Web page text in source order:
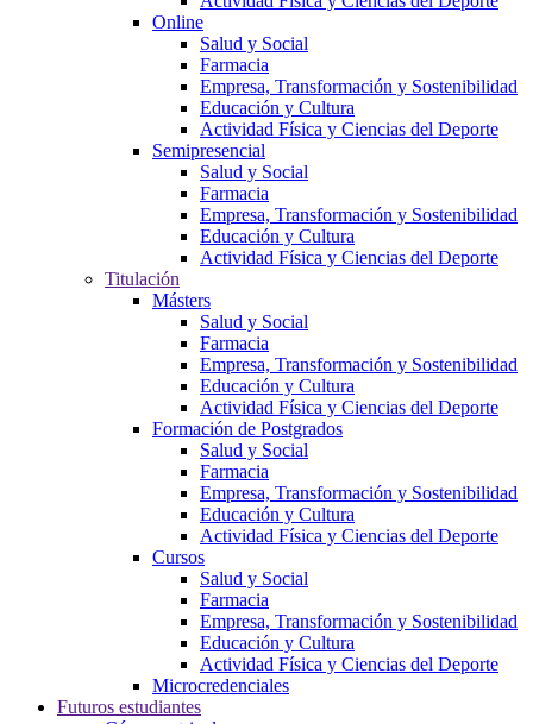
Online
Salud y Social
Farmacia
Empresa, Transformación y Sostenibilidad
Educación y Cultura
Actividad Física y Ciencias del Deporte
Semipresencial
Salud y Social
Farmacia
Empresa, Transformación y Sostenibilidad
Educación y Cultura
Actividad Física y Ciencias del Deporte
Titulación
Másters
Salud y Social
Farmacia
Empresa, Transformación y Sostenibilidad
Educación y Cultura
Actividad Física y Ciencias del Deporte
Formación de Postgrados
Salud y Social
Farmacia
Empresa, Transformación y Sostenibilidad
Educación y Cultura
Actividad Física y Ciencias del Deporte
Cursos
Salud y Social
Farmacia
Empresa, Transformación y Sostenibilidad
Educación y Cultura
Actividad Física y Ciencias del Deporte
Microcredenciales
Futuros estudiantes